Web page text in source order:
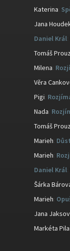
Katerina
Jana
Daniel Král
Tomáš
Milena
Věra
Pigi
Nada
Tomáš
Marieh
Marieh
Daniel Král
Šárka
Marieh
Jana
Markéta